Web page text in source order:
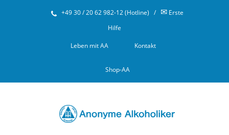
+49 30 / 20 62 982-12 (Hotline) / ✉Erste
Hilfe
Leben mit AA Kontakt
Shop-AA